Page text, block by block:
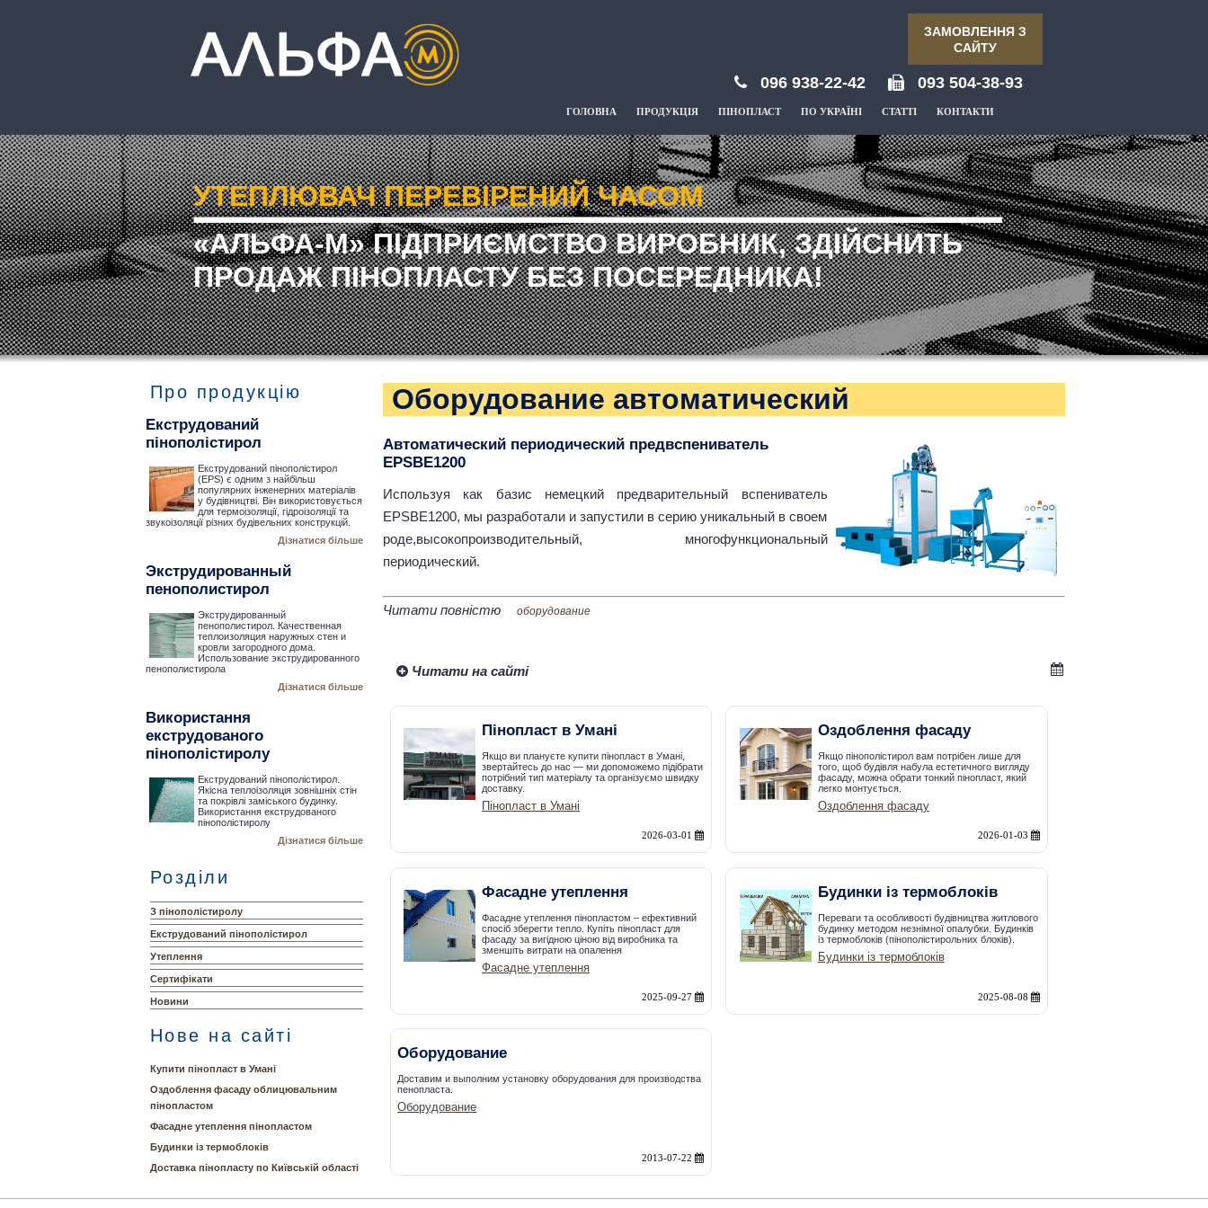
ЗАМОВЛЕННЯ З
САЙТУ
096 938-22-42 093 504-38-93
ГОЛОВНА ПРОДУКЦІЯ ПІНОПЛАСТ ПО УКРАЇНІ СТАТТІ КОНТАКТИ
УТЕПЛЮВАЧ ПЕРЕВІРЕНИЙ ЧАСОМ
«АЛЬФА-М» ПІДПРИЄМСТВО ВИРОБНИК, ЗДІЙСНИТЬ
ПРОДАЖ ПІНОПЛАСТУ БЕЗ ПОСЕРЕДНИКА!
Про продукцію
Екструдований
пінополістирол
Екструдований пінополістирол
(EPS) є одним з найбільш
популярних інженерних матеріалів
у будівництві. Він використовується
для термоізоляції, гідроізоляції та
звукоізоляції різних будівельних конструкцій.
Дізнатися більше
Экструдированный
пенополистирол
Экструдированный
пенополистирол. Качественная
теплоизоляция наружных стен и
кровли загородного дома.
Использование экструдированного
пенополистирола
Дізнатися більше
Використання
екструдованого
пінополістиролу
Екструдований пінополістирол.
Якісна теплоізоляція зовнішніх стін
та покрівлі заміського будинку.
Використання екструдованого
пінополістиролу
Дізнатися більше
Розділи
З пінополістиролу
Екструдований пінополістирол
Утеплення
Сертифікати
Новини
Нове на сайті
Купити пінопласт в Умані
Оздоблення фасаду облицювальним
пінопластом
Фасадне утеплення пінопластом
Будинки із термоблоків
Доставка пінопласту по Київській області
Оборудование автоматический
Автоматический периодический предвспениватель
EPSBE1200
Используя как базис немецкий предварительный вспениватель
EPSBE1200, мы разработали и запустили в серию уникальный в своем
роде,высокопроизводительный, многофункциональный
периодический.
Читати повністю оборудование
Читати на сайті
Пінопласт в Умані
Якщо ви плануєте купити пінопласт в Умані,
звертайтесь до нас — ми допоможемо підібрати
потрібний тип матеріалу та організуємо швидку
доставку.
Пінопласт в Умані
2026-03-01
Оздоблення фасаду
Якщо пінополістирол вам потрібен лише для
того, щоб будівля набула естетичного вигляду
фасаду, можна обрати тонкий пінопласт, який
легко монтується.
Оздоблення фасаду
2026-01-03
Фасадне утеплення
Фасадне утеплення пінопластом – ефективний
спосіб зберегти тепло. Купіть пінопласт для
фасаду за вигідною ціною від виробника та
зменшіть витрати на опалення
Фасадне утеплення
2025-09-27
Будинки із термоблоків
Переваги та особливості будівництва житлового
будинку методом незнімної опалубки. Будинків
із термоблоків (пінополістирольних блоків).
Будинки із термоблоків
2025-08-08
Оборудование
Доставим и выполним установку оборудования для производства
пенопласта.
Оборудование
2013-07-22